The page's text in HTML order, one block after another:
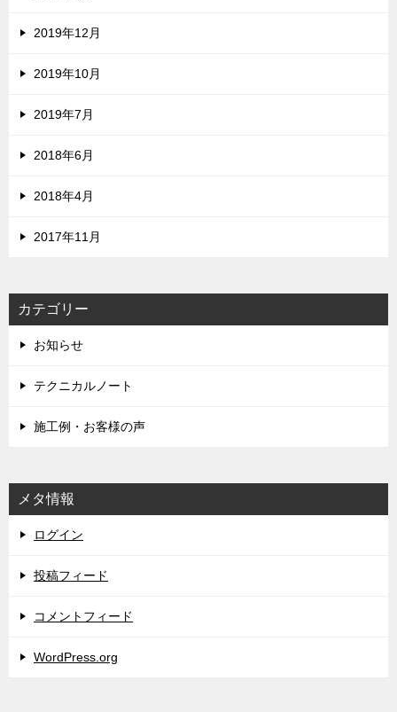
2019年12月
2019年10月
2019年7月
2018年6月
2018年4月
2017年11月
カテゴリー
お知らせ
テクニカルノート
施工例・お客様の声
メタ情報
ログイン
投稿フィード
コメントフィード
WordPress.org